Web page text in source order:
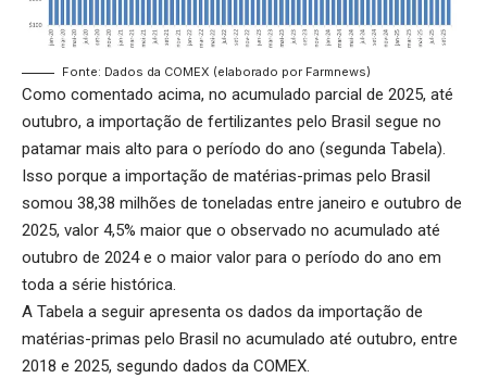
Fonte: Dados da COMEX (elaborado por Farmnews)
Como comentado acima, no acumulado parcial de 2025, até
outubro, a importação de fertilizantes pelo Brasil segue no
patamar mais alto para o período do ano (segunda Tabela).
Isso porque a importação de matérias-primas pelo Brasil
somou 38,38 milhões de toneladas entre janeiro e outubro de
2025, valor 4,5% maior que o observado no acumulado até
outubro de 2024 e o maior valor para o período do ano em
toda a série histórica.
A Tabela a seguir apresenta os dados da importação de
matérias-primas pelo Brasil no acumulado até outubro, entre
2018 e 2025, segundo dados da COMEX.